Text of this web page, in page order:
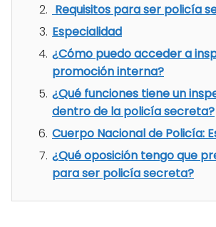
Requisitos para ser policía
Especialidad
¿Cómo puedo acceder a
promoción interna?
¿Qué funciones tiene un
dentro de la policía secreta?
Cuerpo Nacional de Policía:
¿Qué oposición tengo que
para ser policía secreta?